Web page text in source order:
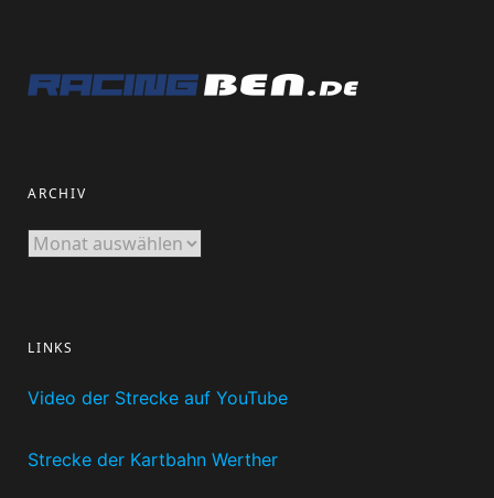
ARCHIV
Archiv
LINKS
Video der Strecke auf YouTube
Strecke der Kartbahn Werther